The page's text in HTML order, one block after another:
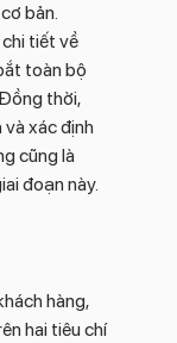
bản.
tiết về
toàn bộ
thời,
và xác định
cũng là
đoạn này.
hàng,
hai tiêu chí